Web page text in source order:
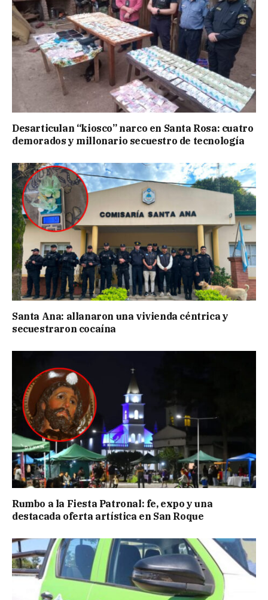
Desarticulan “kiosco” narco en Santa Rosa: cuatro
demorados y millonario secuestro de tecnología
Santa Ana: allanaron una vivienda céntrica y
secuestraron cocaína
Rumbo a la Fiesta Patronal: fe, expo y una
destacada oferta artística en San Roque